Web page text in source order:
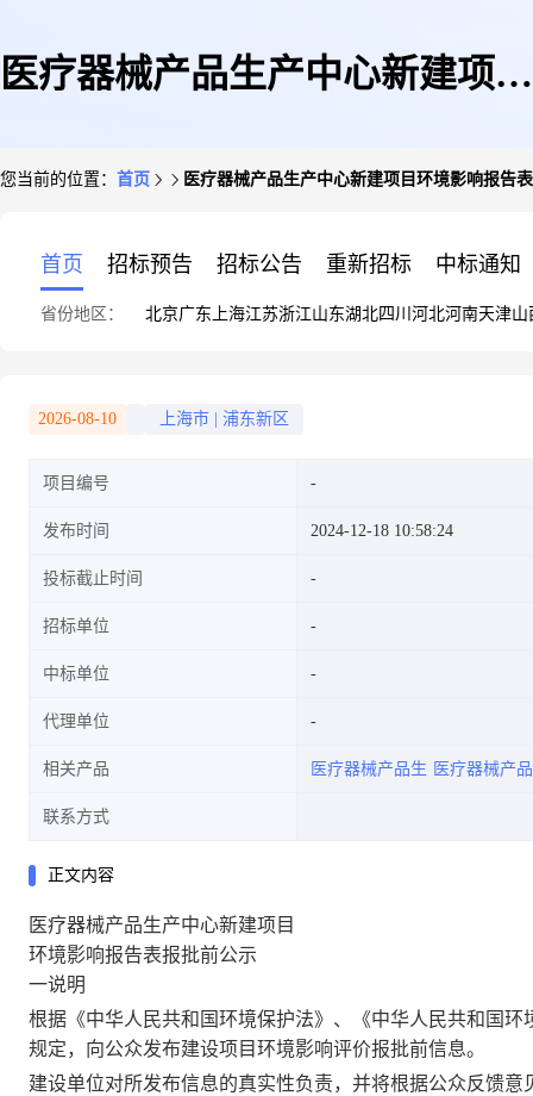
医疗器械产品生产中心新建项目
您当前的位置： 首页 医疗器械产品生产中心新建项目环境影响报告
首页 招标预告 招标公告 重新招标 中标通知
省份地区： 北京广东 上海江苏浙江山东湖北四川 河北河南天津山
2026-08-10 上海市 浦东新区
项目编号
发布时间 2024-12-18 10:58:24
投标截止时间
招标单位
中标单位
代理单位
相关产品 医疗器械产品生 医疗器械产
联系方式
正文内容
医疗器械产品生产中心新建项目
环境影响报告表报批前公示
一说明
根据《中华人民共和国环境保护法》、《中华人民共和国
规定，向公众发布建设项目环境影响评价报批前信息。
建设单位对所发布信息的真实性负责，并将根据公众反馈